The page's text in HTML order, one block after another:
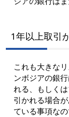
1年以上取引
これも大きな
ンボジアの銀
れる、もしく
引かれる場合
ている事項なの